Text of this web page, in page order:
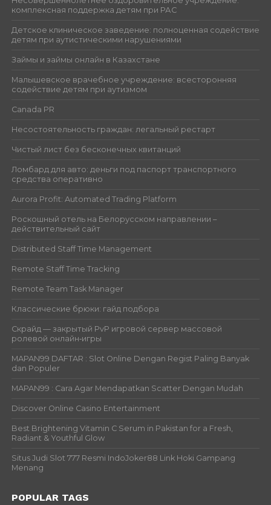
комплексная поддержка детям при РАС
Детское клиническое заведение: полноценная содействие
детям при аутистическими нарушениями
Займы и займы онлайн в Казахстане
Малышевское врачебное учреждение: всесторонняя
содействие детям при аутизмом
Canada PR
Несостоятельность граждан: легальный рестарт
Чистый лист без бесконечных квитанций
Ломбард для авто: деньги под паспорт транспортного
средства оперативно
Aurora Profit: Automated Trading Platform
Роскошный отель на Белорусском направлении –
действительный сайт
Distributed Staff Time Management
Remote Staff Time Tracking
Remote Team Task Manager
Классические брюки: гайд подбора
Скрайд — закрытый PvP игровой сервер массовой
ролевой онлайн‑игры
MAPAN99 DAFTAR : Slot Online Dengan Regist Paling Banyak
dan Populer
MAPAN99 : Cara Agar Mendapatkan Scatter Dengan Mudah
Discover Online Casino Entertainment
Best Brightening Vitamin C Serum in Pakistan for a Fresh,
Radiant & Youthful Glow
Situs Judi Slot 777 Resmi IndoJoker88 Link Hoki Gampang
Menang
POPULAR TAGS